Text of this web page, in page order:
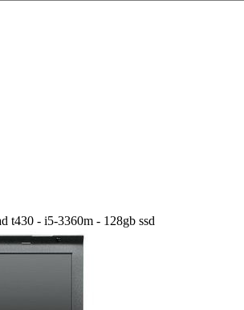
t430 - i5-3360m - 128gb ssd